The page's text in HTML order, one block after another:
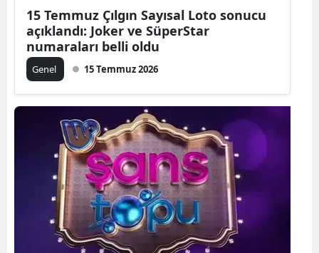
15 Temmuz Çılgın Sayısal Loto sonucu
açıklandı: Joker ve SüperStar
numaraları belli oldu
Genel 15 Temmuz 2026